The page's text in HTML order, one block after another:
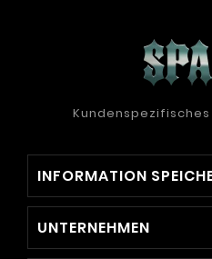
INFORMATION
UNTERNEHMEN